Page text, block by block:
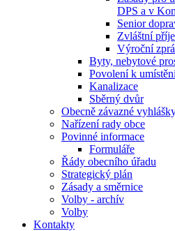
DPS a v
Senior
Zvláštní
Výroční
Byty, nebytové
Povolení k
Kanalizace
Sběrný dvůr
Obecně závazné
Nařízení rady obce
Povinné informace
Formuláře
Řády obecního úřadu
Strategický plán
Zásady a směrnice
Volby - archív
Volby
Kontakty